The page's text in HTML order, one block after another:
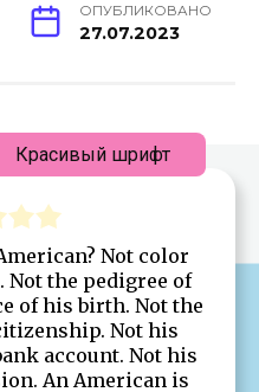
ОПУБЛИКОВАНО
27.07.2023
Not color
the pedigree of
of his birth. Not the
Not his
account. Not his
An American is
Красивый шрифт